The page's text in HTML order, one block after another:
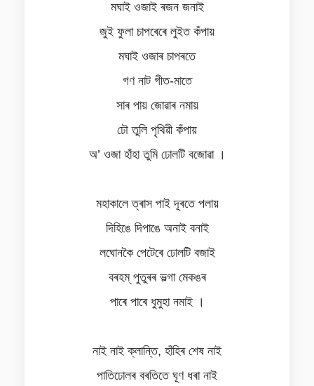
মঘাই ওজাই ৰজন জনাই
জুই ফুলা চাপৰেৰে লুইত কঁপায়
মঘাই ওজাৰ চাপৰতে
গণ নাট গীত-মাতে
সাৰ পায় জোৱাৰ নমায়
ঢৌ তুলি পৃথিৱী কঁপায়
অ’ ওজা হাঁহা তুমি ঢোলটি বজোৱা ।
মহাকালে ত্ৰাস পাই দূৰতে পলায়
দিহিঙে দিপাঙে অনাই বনাই
লঘোনকৈ পেটেৰে ঢোলটি বজাই
বৰহম্ পুতুৰৰ ভল্গা মেকঙৰ
পাৰে পাৰে ধুমুহা নমাই ।
নাই নাই ক্লান্তি, হাঁহিৰ শেষ নাই
পাতিঢোলৰ বৰতিতে ঘূণ ধৰা নাই